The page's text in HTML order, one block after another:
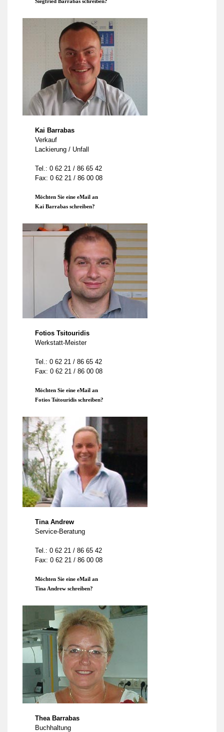
Kai Barrabas
Verkauf
Lackierung / Unfall
Tel.: 0 62 21 / 86 65 42
Fax: 0 62 21 / 86 00 08
Möchten Sie eine eMail an
Kai Barrabas schreiben?
Fotios Tsitouridis
Werkstatt-Meister
Tel.: 0 62 21 / 86 65 42
Fax: 0 62 21 / 86 00 08
Möchten Sie eine eMail an
Fotios Tsitouridis schreiben?
Tina Andrew
Service-Beratung
Tel.: 0 62 21 / 86 65 42
Fax: 0 62 21 / 86 00 08
Möchten Sie eine eMail an
Tina Andrew schreiben?
Thea Barrabas
Buchhaltung